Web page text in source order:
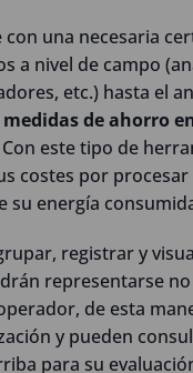
una necesaria
a nivel de campo
etc.) hasta el
de ahorro
Con este tipo de
costes por
su energía
registrar y
representarse
de esta
y pueden
para su